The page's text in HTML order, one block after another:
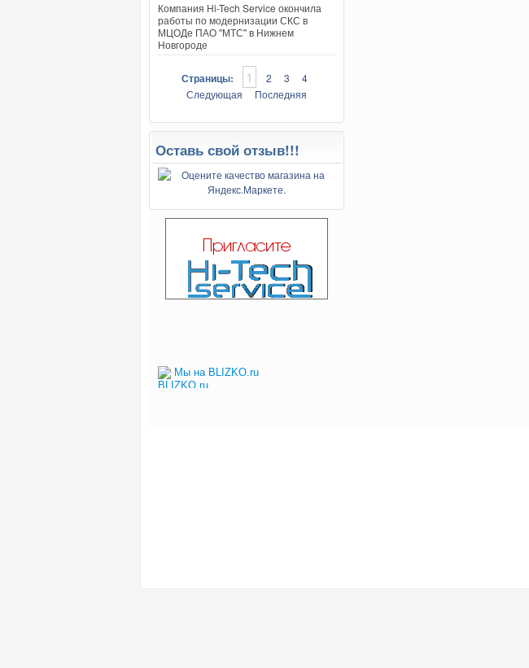
Компания Hi-Tech Service окончила
работы по модернизации СКС в
МЦОДе ПАО "МТС" в Нижнем
Новгороде
Страницы: 1 2 3
4
Следующая
Последняя
Оставь свой отзыв!!!
Мы на BLIZKO.ru